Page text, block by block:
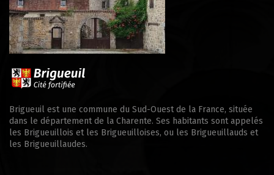
Brigueuil est une commune du Sud-Ouest de la France, située
dans le département de la Charente. Ses habitants sont appelés
les Brigueuillois et les Brigueuilloises, ou les Brigueuillauds et
les Brigueuillaudes.